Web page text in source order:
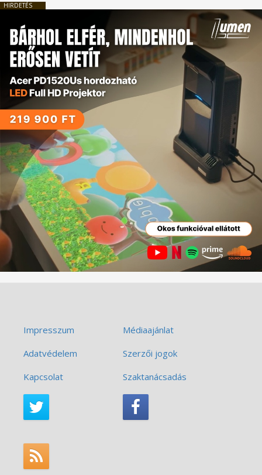
HIRDETÉS
Impresszum
Médiaajánlat
Adatvédelem
Szerzői jogok
Kapcsolat
Szaktanácsadás